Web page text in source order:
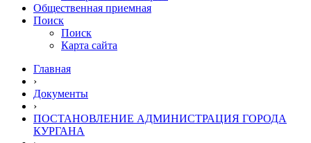
Общественная приемная
Поиск
Поиск
Карта сайта
Главная
›
Документы
›
ПОСТАНОВЛЕНИЕ АДМИНИСТРАЦИЯ ГОРОДА
КУРГАНА